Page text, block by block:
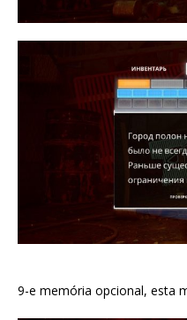
9-e memória opcional, esta